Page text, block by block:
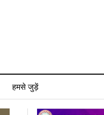
हमसे जुड़ें